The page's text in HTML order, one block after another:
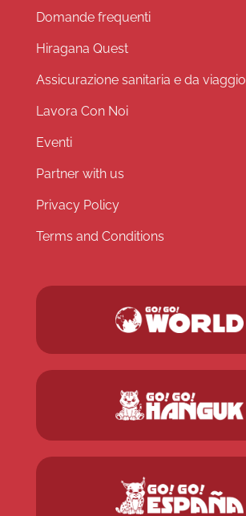
Domande frequenti
Hiragana Quest
Assicurazione sanitaria e da viaggio
Lavora Con Noi
Eventi
Partner with us
Privacy Policy
Terms and Conditions